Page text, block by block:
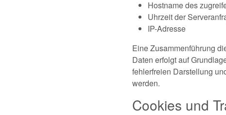
Hostname des
Uhrzeit der
IP-Adresse
Eine Zusammenführung
Daten erfolgt auf
fehlerfreien Darstellung
werden.
Cookies und